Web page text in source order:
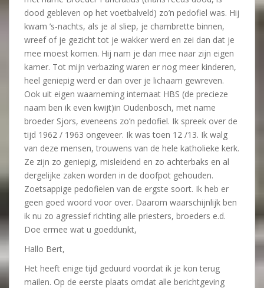
dood gebleven op het voetbalveld) zo’n pedofiel was. Hij
kwam ’s-nachts, als je al sliep, je chambrette binnen,
wreef of je gezicht tot je wakker werd en zei dan dat je
mee moest komen. Hij nam je dan mee naar zijn eigen
kamer. Tot mijn verbazing waren er nog meer kinderen,
heel geniepig werd er dan over je lichaam gewreven.
Ook uit eigen waarneming internaat HBS (de precieze
naam ben ik even kwijt)in Oudenbosch, met name
broeder Sjors, eveneens zo’n pedofiel. Ik spreek over de
tijd 1962 / 1963 ongeveer. Ik was toen 12 /13. Ik walg
van deze mensen, trouwens van de hele katholieke kerk.
Ze zijn zo geniepig, misleidend en zo achterbaks en al
dergelijke zaken worden in de doofpot gehouden.
Zoetsappige pedofielen van de ergste soort. Ik heb er
geen goed woord voor over. Daarom waarschijnlijk ben
ik nu zo agressief richting alle priesters, broeders e.d.
Doe ermee wat u goeddunkt,
Hallo Bert,
Het heeft enige tijd geduurd voordat ik je kon terug
mailen. Op de eerste plaats omdat alle berichtgeving